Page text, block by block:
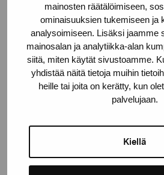
mainosten räätälöimiseen,
ominaisuuksien tukemiseen ja
analysoimiseen. Lisäksi jaamme
mainosalan ja analytiikka-alan
siitä, miten käytät sivustoamme.
yhdistää näitä tietoja muihin
heille tai joita on kerätty, kun
palvelujaan.
Kiellä
Kustaa Vaasan katu 11
10600 Tammisaari
proartibus@proartibus.fi
+358 (0)50 371 6339